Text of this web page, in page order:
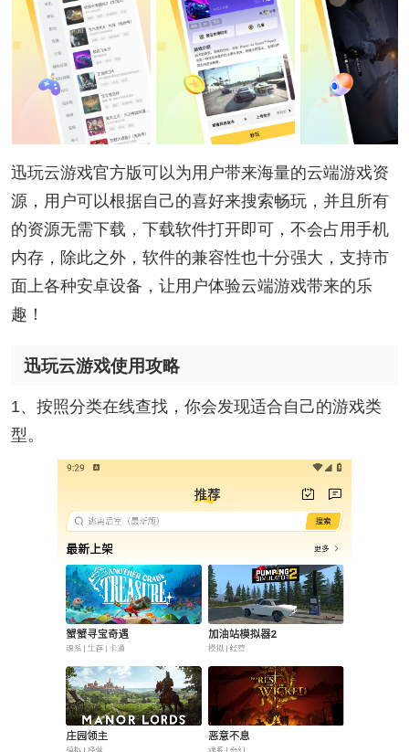
迅玩云游戏官方版可以为用户带来海量的云端游戏资
源，用户可以根据自己的喜好来搜索畅玩，并且所有
的资源无需下载，下载软件打开即可，不会占用手机
内存，除此之外，软件的兼容性也十分强大，支持市
面上各种安卓设备，让用户体验云端游戏带来的乐
趣！
迅玩云游戏使用攻略
1、按照分类在线查找，你会发现适合自己的游戏类
型。